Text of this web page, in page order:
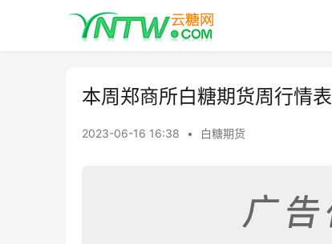
本周郑商所白糖期货周行情表
2023-06-16 16:38 • 白糖期货